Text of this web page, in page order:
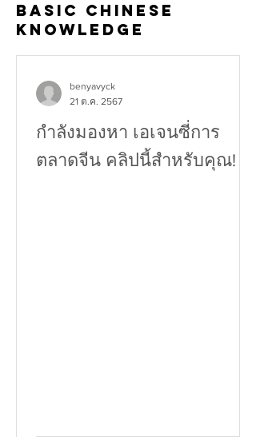
Basic Chinese
Knowledge
กำลังมองหา เอเจนซี่การ
ตลาดจีน คลิปนี้สำหรับคุณ!
benyavyck
21 ต.ค. 2567